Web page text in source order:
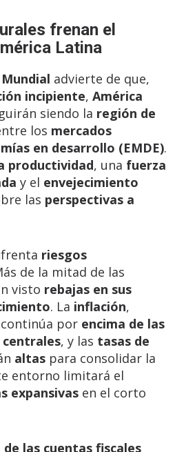
frenan el
Latina
advierte de que,
incipiente, América
siendo la región de
los mercados
en desarrollo (EMDE).
productividad, una fuerza
y el envejecimiento
las perspectivas a
riesgos
de la mitad de las
visto rebajas en sus
. La inflación,
continúa por encima de las
centrales, y las tasas de
altas para consolidar la
entorno limitará el
expansivas en el corto
las cuentas fiscales